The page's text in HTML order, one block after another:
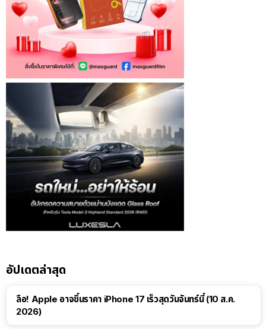
อัปเดตล่าสุด
ลือ! Apple อาจขึ้นราคา iPhone 17 เร็วสุดวันจันทร์นี้ (10 ส.ค.
2026)